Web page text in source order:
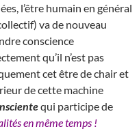
l’être humain en général
va de nouveau
conscience
qu’il n’est pas
cet être de chair et
de cette machine
qui participe de
en même temps !